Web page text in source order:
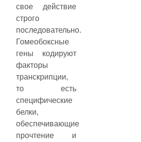
свое действие
строго
последовательно.
Гомеобоксные
гены кодируют
факторы
транскрипции,
то есть
специфические
белки,
обеспечивающие
прочтение и